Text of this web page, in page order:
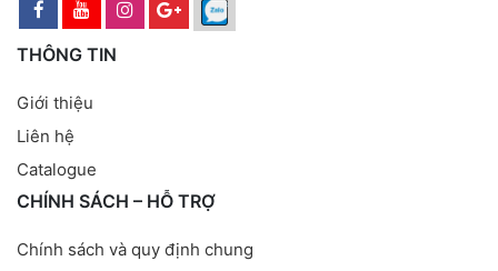
THÔNG TIN
Giới thiệu
Liên hệ
Catalogue
CHÍNH SÁCH – HỖ TRỢ
Chính sách và quy định chung